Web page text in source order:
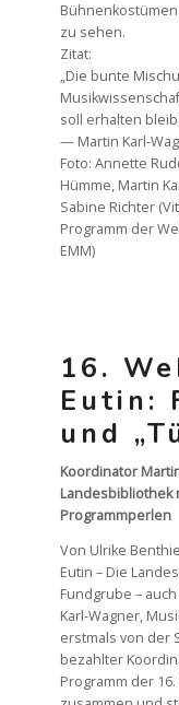
zu sehen.
Zitat:
„Die bunte
soll erhalten
— Martin Karl-
Foto: Annette
Hümme, Martin
Sabine Richter
Programm der
EMM)
16.
Eutin:
und
Koordinator
Landesbibliothek
Programmperlen
Von Ulrike
Eutin – Die
Fundgrube –
Karl-Wagner,
erstmals von der
bezahlter
Programm der